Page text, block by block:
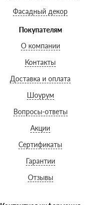
Фасадный декор
Покупателям
О компании
Контакты
Доставка и оплата
Шоурум
Вопросы-ответы
Акции
Сертификаты
Гарантии
Отзывы